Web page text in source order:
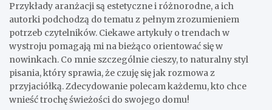
Przykłady aranżacji są estetyczne i różnorodne, a ich
autorki podchodzą do tematu z pełnym zrozumieniem
potrzeb czytelników. Ciekawe artykuły o trendach w
wystroju pomagają mi na bieżąco orientować się w
nowinkach. Co mnie szczególnie cieszy, to naturalny styl
pisania, który sprawia, że czuję się jak rozmowa z
przyjaciółką. Zdecydowanie polecam każdemu, kto chce
wnieść trochę świeżości do swojego domu!